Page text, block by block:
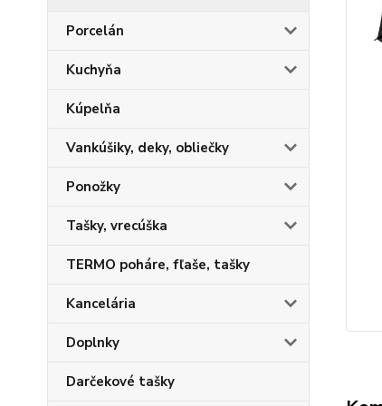
Porcelán
Kuchyňa
Kúpelňa
Vankúšiky, deky, obliečky
Ponožky
Tašky, vrecúška
TERMO poháre, fľaše, tašky
Kancelária
Doplnky
Darčekové tašky